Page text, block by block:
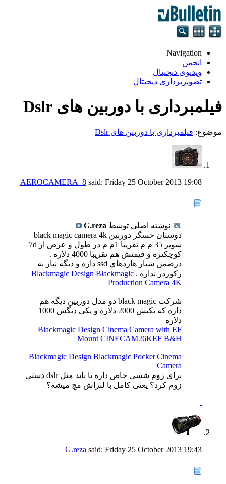
Navigation
انجمن
ویدیوی دیجیتال
تصویربرداری دیجیتال
فیلمبرداری با دوربین های Dslr
موضوع: فیلمبرداری با دوربین های Dslr
AEROCAMERA_8 said: Friday 25 October 2013 19:08
نوشته اصلی توسط G.reza
دوستان حسگر دوربين black magic camera 4k
سوپر 35 م م تقريبا 1م م در طول و عرض از 7d
كوچكتره و قيمتش هم تقريبا 4000 دلاره .
درضمن شيار هاردهاي ssd داره و ديگه نياز به
ركوردر نداره . Blackmagic Design Blackmagic
Production Camera 4K
شركت black magic دو مدل دوربين ديگه هم
داره كه يكيش 2000 دلاره و يكي ديگش 1000
دلاره
Blackmagic Design Cinema Camera with EF
Mount CINECAM26KEF B&H
Blackmagic Design Blackmagic Pocket Cinema
Camera
برای زوم شسی خاص داره یا باید مثل dslr دستی
زوم کرد؟ یعنی کامل با لنزاش مچ میشه؟
G.reza said: Friday 25 October 2013 19:43